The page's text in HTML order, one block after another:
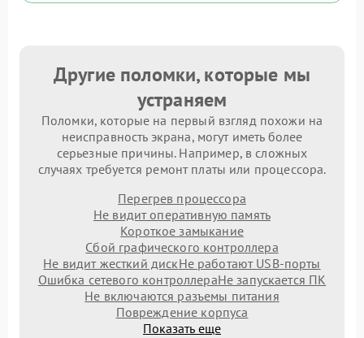
Другие поломки, которые мы
устраняем
Поломки, которые на первый взгляд похожи на
неисправность экрана, могут иметь более
серьезные причины. Например, в сложных
случаях требуется ремонт платы или процессора.
Перегрев процессора
Не видит оперативную память
Короткое замыкание
Сбой графического контроллера
Не видит жесткий дискНе работают USB-порты
Ошибка сетевого контроллераНе запускается ПК
Не включаются разъемы питания
Повреждение корпуса
Показать еще